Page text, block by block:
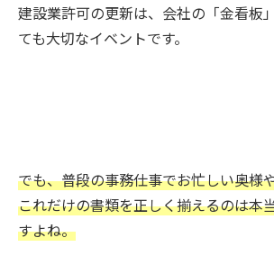
建設業許可の更新は、会社の「金看板
ても大切なイベントです。
でも、普段の事務仕事でお忙しい奥様
これだけの書類を正しく揃えるのは本
すよね。